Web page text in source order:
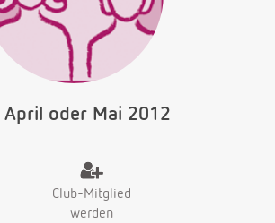
April oder Mai 2012
Club-Mitglied
werden